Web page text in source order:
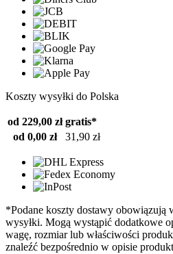
Koszty wysyłki do Polska
od 229,00 zł gratis*
od 0,00 zł
31,90 zł
*Podane koszty dostawy obowiązują
wysyłki. Mogą wystąpić dodatkowe
wagę, rozmiar lub właściwości
znaleźć bezpośrednio w opisie